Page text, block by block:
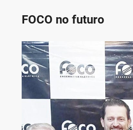
FOCO no futuro